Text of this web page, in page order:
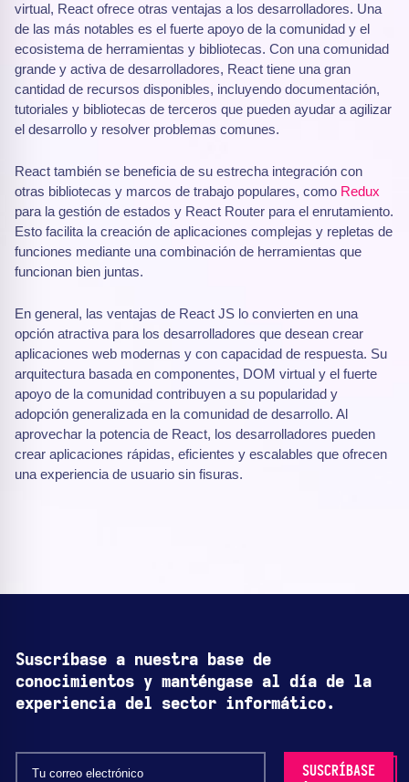
virtual, React ofrece otras ventajas a los desarrolladores. Una
de las más notables es el fuerte apoyo de la comunidad y el
ecosistema de herramientas y bibliotecas. Con una comunidad
grande y activa de desarrolladores, React tiene una gran
cantidad de recursos disponibles, incluyendo documentación,
tutoriales y bibliotecas de terceros que pueden ayudar a agilizar
el desarrollo y resolver problemas comunes.
React también se beneficia de su estrecha integración con
otras bibliotecas y marcos de trabajo populares, como Redux
para la gestión de estados y React Router para el enrutamiento.
Esto facilita la creación de aplicaciones complejas y repletas de
funciones mediante una combinación de herramientas que
funcionan bien juntas.
En general, las ventajas de React JS lo convierten en una
opción atractiva para los desarrolladores que desean crear
aplicaciones web modernas y con capacidad de respuesta. Su
arquitectura basada en componentes, DOM virtual y el fuerte
apoyo de la comunidad contribuyen a su popularidad y
adopción generalizada en la comunidad de desarrollo. Al
aprovechar la potencia de React, los desarrolladores pueden
crear aplicaciones rápidas, eficientes y escalables que ofrecen
una experiencia de usuario sin fisuras.
Suscríbase a nuestra base de
conocimientos y manténgase al día de la
experiencia del sector informático.